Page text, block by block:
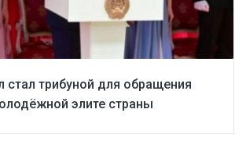
стал трибуной для обращения
элите страны